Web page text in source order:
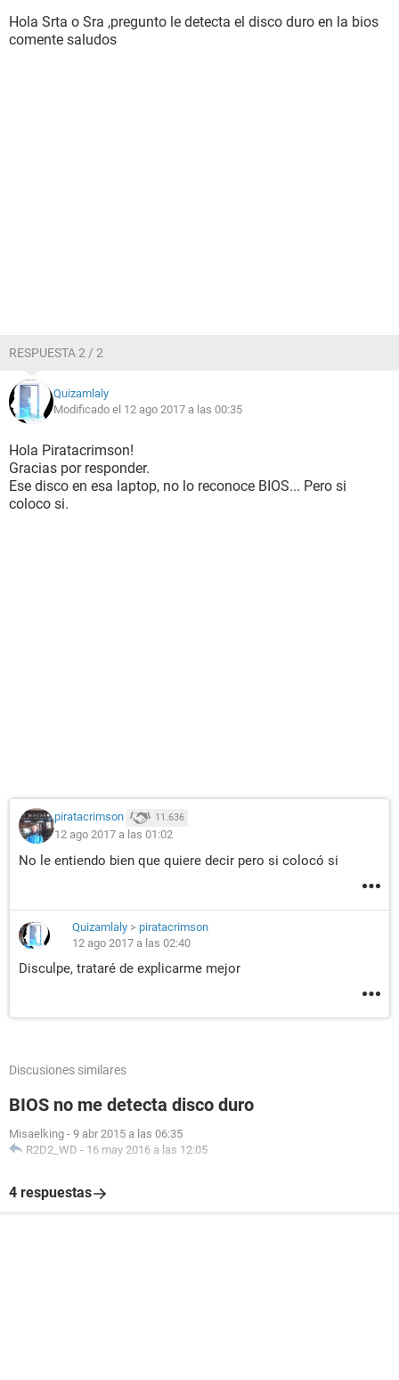
Hola Srta o Sra ,pregunto le detecta el disco duro en la bios
comente saludos
RESPUESTA 2 / 2
Quizamlaly
Modificado el 12 ago 2017 a las 00:35
Hola Piratacrimson!
Gracias por responder.
Ese disco en esa laptop, no lo reconoce BIOS... Pero si
coloco si.
piratacrimson 11.636
12 ago 2017 a las 01:02
No le entiendo bien que quiere decir pero si colocó si
Quizamlaly > piratacrimson
12 ago 2017 a las 02:40
Disculpe, trataré de explicarme mejor
Discusiones similares
BIOS no me detecta disco duro
Misaelking - 9 abr 2015 a las 06:35
R2D2_WD - 16 may 2016 a las 12:05
4 respuestas